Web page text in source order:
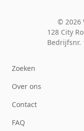
© 2026
128 City
Bedrijfsnr.
Zoeken
Over ons
Contact
FAQ